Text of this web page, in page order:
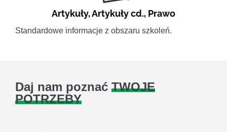
Artykuły,Artykuły cd., Prawo
Standardowe informacje z obszaru szkoleń.
Daj nam poznać TWOJE
POTRZEBY